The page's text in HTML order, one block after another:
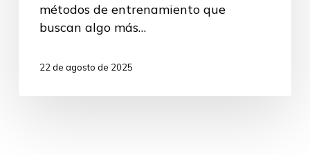
métodos de entrenamiento que
buscan algo más…
22 de agosto de 2025